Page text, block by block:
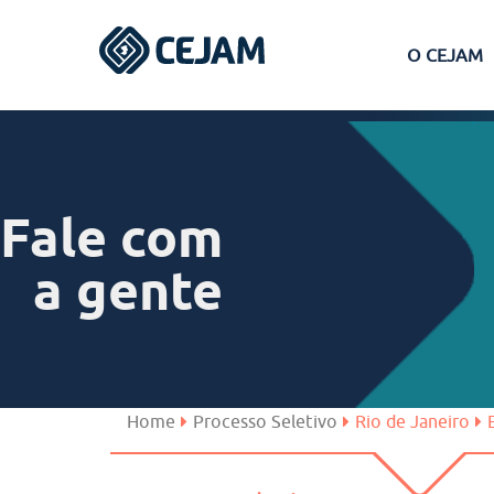
O CEJAM
Ferraz de Vasconcelos
São José dos Campos
Fale com
a gente
Home Processo Seletivo Rio de Janeiro